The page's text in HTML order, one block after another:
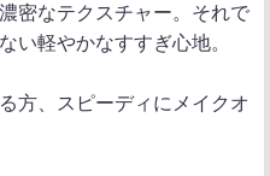
密なテクスチャー。それで
い軽やかなすすぎ心地。
方、スピーディにメイクオ